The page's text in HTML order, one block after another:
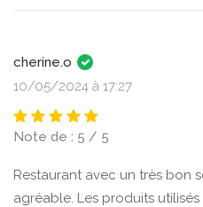
cherine.o
10/05/2024 à 17:27
Note de : 5 / 5
Restaurant avec un très bon
agréable. Les produits